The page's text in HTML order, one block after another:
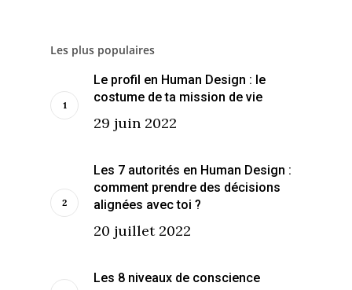
Les plus populaires
Le profil en Human Design : le
costume de ta mission de vie
29 juin 2022
Les 7 autorités en Human Design :
comment prendre des décisions
alignées avec toi ?
20 juillet 2022
Les 8 niveaux de conscience